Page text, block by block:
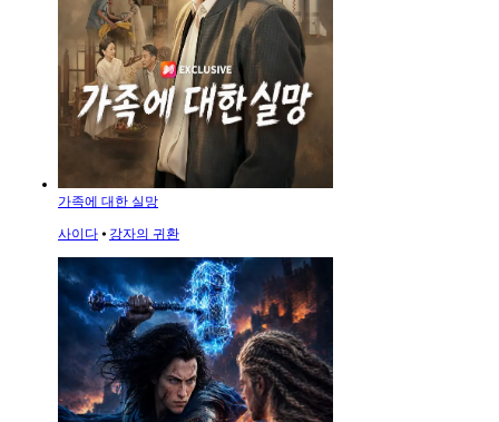
가족에 대한 실망
사이다 ⦁ 강자의 귀환